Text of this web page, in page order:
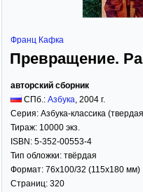
Франц Кафка
Превращение.
авторский сборник
СПб.: Азбука, 2004 г.
Серия: Азбука-классика
Тираж: 10000 экз.
ISBN: 5-352-00553-4
Тип обложки: твёрдая
Формат: 76x100/32 (115x180 мм)
Страниц: 320